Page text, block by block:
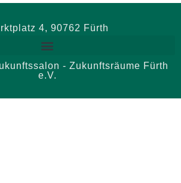
4, 90762 Fürth
- Zukunftsräume Fürth
e.V.